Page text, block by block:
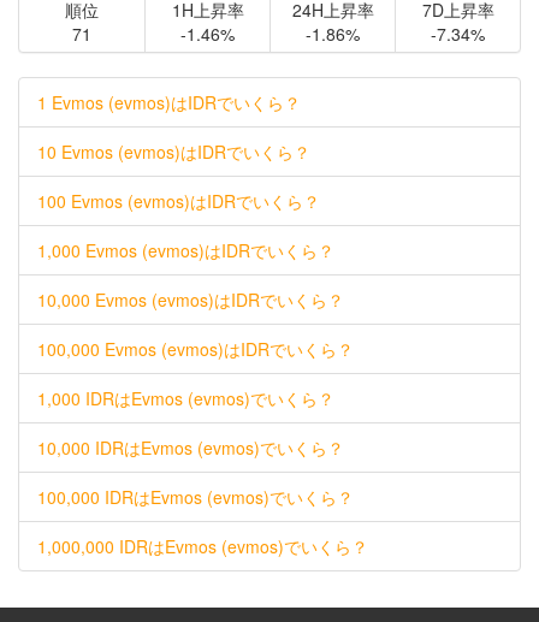
順位
71
1H上昇率
-1.46%
24H上昇率
-1.86%
7D上昇率
-7.34%
1 Evmos (evmos)はIDRでいくら？
10 Evmos (evmos)はIDRでいくら？
100 Evmos (evmos)はIDRでいくら？
1,000 Evmos (evmos)はIDRでいくら？
10,000 Evmos (evmos)はIDRでいくら？
100,000 Evmos (evmos)はIDRでいくら？
1,000 IDRはEvmos (evmos)でいくら？
10,000 IDRはEvmos (evmos)でいくら？
100,000 IDRはEvmos (evmos)でいくら？
1,000,000 IDRはEvmos (evmos)でいくら？